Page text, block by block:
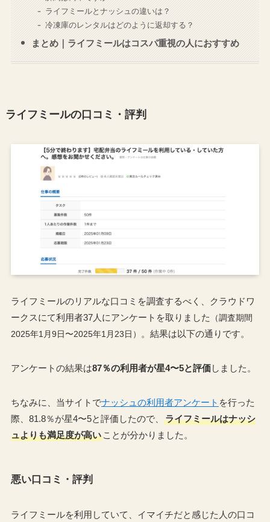
ライフミールとナッシュの違いは？
冷凍庫のレンタルはどのように返却する？
まとめ｜ライフミールはコスパ重視の人におすすめ
ライフミールの口コミ・評判
ライフミールのリアルな口コミを調査するべく、クラウドワ
ークスにて利用者37人にアンケートを取りました
（調査期間
2025年1月9日〜2025年1月23日）
。結果は以下の通りです。
アンケートの結果は87％の利用者が星4〜5と評価しました。
ちなみに、当サイトでナッシュの利用者アンケート を行った
際、81.8％が星4〜5と評価したので、
ライフミールはナッシ
ュよりも満足度が高いことが分かりました。
悪い口コミ・評判
ライフミールを利用していて、イマイチだと感じた人の口コ